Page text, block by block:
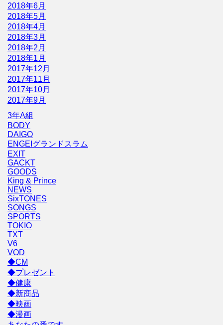
2018年6月
2018年5月
2018年4月
2018年3月
2018年2月
2018年1月
2017年12月
2017年11月
2017年10月
2017年9月
3年A組
BODY
DAIGO
ENGEIグランドスラム
EXIT
GACKT
GOODS
King & Prince
NEWS
SixTONES
SONGS
SPORTS
TOKIO
TXT
V6
VOD
◆CM
◆プレゼント
◆健康
◆新商品
◆映画
◆漫画